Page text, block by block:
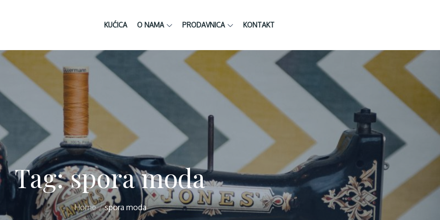
KUĆICA O NAMA PRODAVNICA KONTAKT
Tag:spora moda
Home spora moda